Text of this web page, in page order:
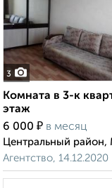
3
Комната в 3-к
этаж
6 000 ₽ в месяц
Центральный район,
Агентство, 14.12.2020